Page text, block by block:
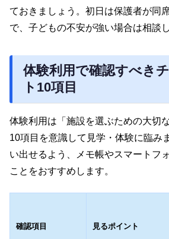
ておきましょう。初日は保護者が同
で、子どもの不安が強い場合は相談
体験利用で確認すべき
ト10項目
体験利用は「施設を選ぶための大切
10項目を意識して見学・体験に臨み
い出せるよう、メモ帳やスマートフ
ことをおすすめします。
確認項目 見るポイント